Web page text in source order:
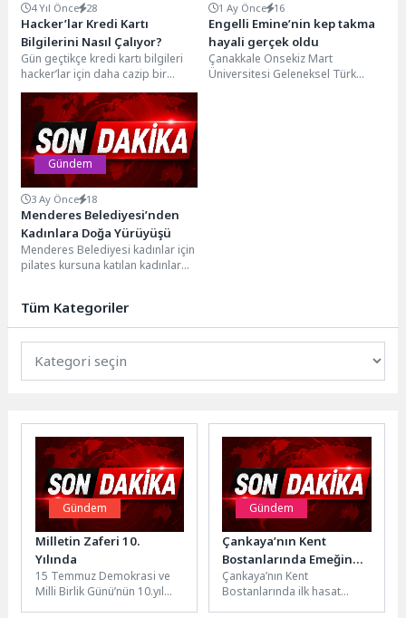
4 Yıl Önce 28
Hacker’lar Kredi Kartı
Bilgilerini Nasıl Çalıyor?
Gün geçtikçe kredi kartı bilgileri
hacker’lar için daha cazip bir
hedef haline geliyor. Bu
dolandırıcılık...
1 Ay Önce 16
Engelli Emine’nin kep takma
hayali gerçek oldu
Çanakkale Onsekiz Mart
Üniversitesi Geleneksel Türk
Gündem
3 Ay Önce 18
Menderes Belediyesi’nden
Kadınlara Doğa Yürüyüşü
Menderes Belediyesi kadınlar için
pilates kursuna katılan kadınlar
pilates kurslarına...
Tüm Kategoriler
Gündem
Milletin Zaferi 10.
Yılında
15 Temmuz Demokrasi ve
Milli Birlik Günü’nün 10.yıl
Gündem
Çankaya’nın Kent
Bostanlarında Emeğin
Hasadı Başladı
Çankaya’nın Kent
Bostanlarında ilk hasat